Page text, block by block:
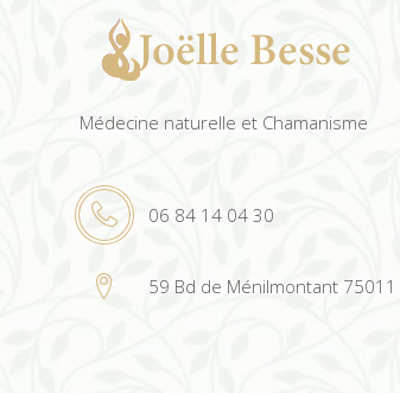
Médecine naturelle et Chamanisme
06 84 14 04 30
59 Bd de Ménilmontant 75011